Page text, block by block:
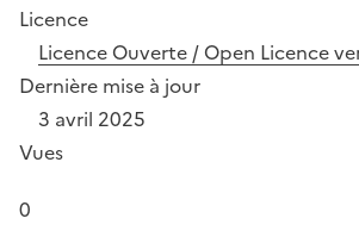
Licence
Licence Ouverte / Open Licence
Dernière mise à jour
3 avril 2025
Vues
0